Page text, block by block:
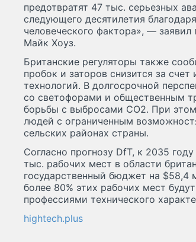
предотвратят 47 тыс. серьезных
следующего десятилетия
человеческого фактора», —
Майк Хоуз.
Британские регуляторы также
пробок и заторов снизится за
технологий. В долгосрочной
со светофорами и общественным
борьбы с выбросами CO2. При
людей с ограниченным
сельских районах страны.
Согласно прогнозу DfT, к 2035
тыс. рабочих мест в области
государственный бюджет на $58,4
более 80% этих рабочих мест
профессиями технического
hightech.plus